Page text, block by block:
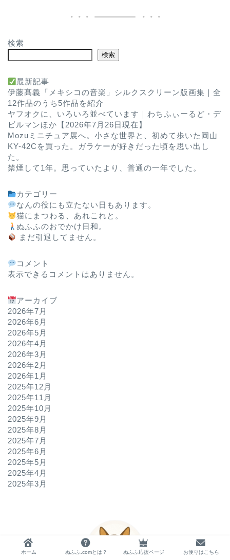
検索
検索
最新記事
伊藤髙義「メキシコの音楽」シルクスクリーン版画集｜全
12作品のうち5作品を紹介
ヤフオクに、いろいろ並べています｜わちふぃーるど・デ
ビルマンほか【2026年7月26日現在】
Mozuミニチュア展へ。小さな世界と、初めて歩いた岡山
KY-42Cを買った。ガラケーが好きだった頃を思い出し
た。
禁煙して1年。思っていたより、普通の一年でした。
カテゴリー
なんの役にも立たない日もあります。
猫にまつわる、あれこれと。
ぬふふのおでかけ日和。
まだ引退してません。
コメント
表示できるコメントはありません。
アーカイブ
2026年7月
2026年6月
2026年5月
2026年4月
2026年3月
2026年2月
2026年1月
2025年12月
2025年11月
2025年10月
2025年9月
2025年8月
2025年7月
2025年6月
2025年5月
2025年4月
2025年3月
ホーム ぬふふ.comとは？ ぬふふ応援ページ お便りはこちら